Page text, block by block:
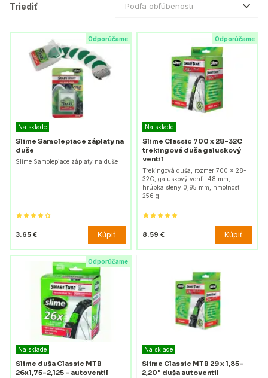
Triediť Podľa obľúbenosti
Odporúčame
Na sklade
Slime Samolepiace záplaty na
duše
Slime Samolepiace záplaty na duše
3.65 € Kúpiť
Odporúčame
Na sklade
Slime Classic 700 x 28–32C
trekingová duša galuskový
ventil
Trekingová duša, rozmer 700 x 28-
32C, galuskový ventil 48 mm,
hrúbka steny 0,95 mm, hmotnosť
256 g.
8.59 € Kúpiť
Odporúčame
Na sklade
Slime duša Classic MTB
26x1,75-2,125 - autoventil
Na sklade
Slime Classic MTB 29 x 1,85–
2,20" duša autoventil